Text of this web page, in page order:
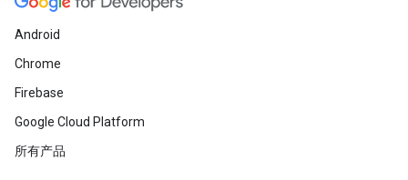
Android
Chrome
Firebase
Google Cloud Platform
所有产品